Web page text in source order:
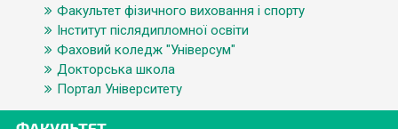
Факультет фізичного виховання і спорту
Інститут післядипломної освіти
Фаховий коледж "Універсум"
Докторська школа
Портал Університету